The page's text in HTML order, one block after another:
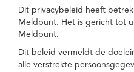
Dit privacybeleid heeft
Meldpunt. Het is gericht tot
Meldpunt.
Dit beleid vermeldt de
alle verstrekte